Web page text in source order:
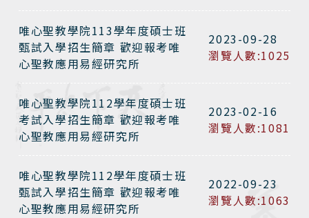
唯心聖教學院113學年度碩士班
甄試入學招生簡章 歡迎報考唯
心聖教應用易經研究所
2023-09-28
瀏覽人數:1025
唯心聖教學院112學年度碩士班
考試入學招生簡章 歡迎報考唯
心聖教應用易經研究所
2023-02-16
瀏覽人數:1081
唯心聖教學院112學年度碩士班
甄試入學招生簡章 歡迎報考唯
心聖教應用易經研究所
2022-09-23
瀏覽人數:1063